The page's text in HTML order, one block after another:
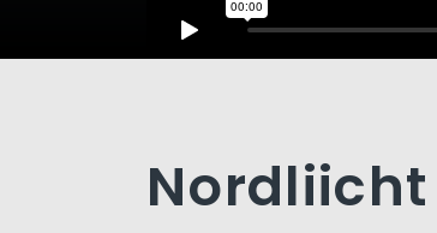
Nordliicht